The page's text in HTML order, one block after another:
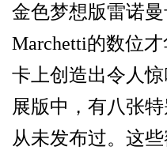
金色梦想版雷诺
Marchetti的数位
卡上创造出令人
展版中，有八张
从未发布过。这